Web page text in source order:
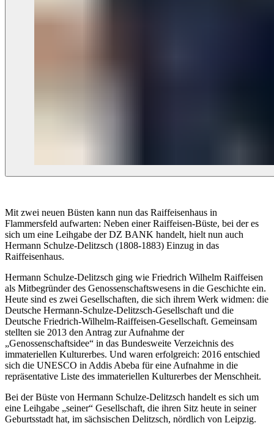
Mit zwei neuen Büsten kann nun das Raiffeisenhaus in
Flammersfeld aufwarten: Neben einer Raiffeisen-Büste, bei der es
sich um eine Leihgabe der DZ BANK handelt, hielt nun auch
Hermann Schulze-Delitzsch (1808-1883) Einzug in das
Raiffeisenhaus.
Hermann Schulze-Delitzsch ging wie Friedrich Wilhelm Raiffeisen
als Mitbegründer des Genossenschaftswesens in die Geschichte ein.
Heute sind es zwei Gesellschaften, die sich ihrem Werk widmen: die
Deutsche Hermann-Schulze-Delitzsch-Gesellschaft und die
Deutsche Friedrich-Wilhelm-Raiffeisen-Gesellschaft. Gemeinsam
stellten sie 2013 den Antrag zur Aufnahme der
„Genossenschaftsidee“ in das Bundesweite Verzeichnis des
immateriellen Kulturerbes. Und waren erfolgreich: 2016 entschied
sich die UNESCO in Addis Abeba für eine Aufnahme in die
repräsentative Liste des immateriellen Kulturerbes der Menschheit.
Bei der Büste von Hermann Schulze-Delitzsch handelt es sich um
eine Leihgabe „seiner“ Gesellschaft, die ihren Sitz heute in seiner
Geburtsstadt hat, im sächsischen Delitzsch, nördlich von Leipzig.